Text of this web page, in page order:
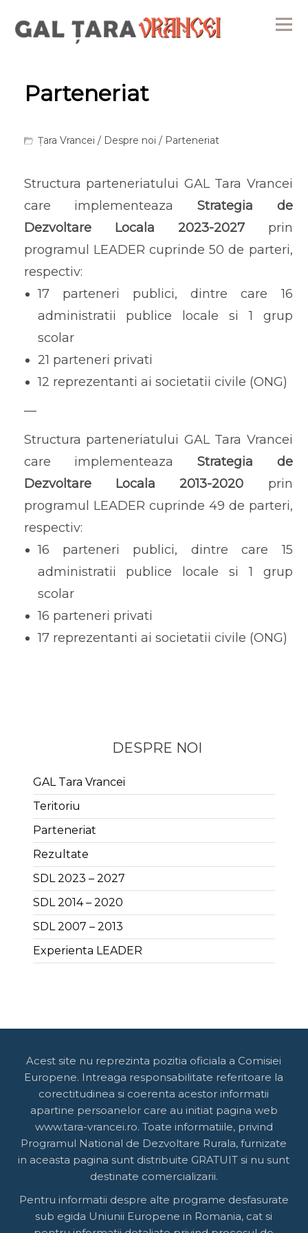
Parteneriat
Țara Vrancei / Despre noi / Parteneriat
Structura parteneriatului GAL Tara Vrancei
care implementeaza Strategia de
Dezvoltare Locala 2023-2027prin
programul LEADER cuprinde 50 de parteri,
respectiv:
17 parteneri publici, dintre care 16
administratii publice locale si 1 grup
scolar
21 parteneri privati
12 reprezentanti ai societatii civile (ONG)
—
Structura parteneriatului GAL Tara Vrancei
care implementeaza Strategia de
Dezvoltare Locala 2013-2020 prin
programul LEADER cuprinde 49 de parteri,
respectiv:
16 parteneri publici, dintre care 15
administratii publice locale si 1 grup
scolar
16 parteneri privati
17 reprezentanti ai societatii civile (ONG)
DESPRE NOI
GAL Tara Vrancei
Teritoriu
Parteneriat
Rezultate
SDL 2023 – 2027
SDL 2014 – 2020
SDL 2007 – 2013
Experienta LEADER
Acest site nu reprezinta pozitia oficiala a Comisiei
Europene. Intreaga responsabilitate referitoare la
corectitudinea si coerenta acestor informatii
apartine persoanelor care au initiat pagina web
www.tara-vrancei.ro. Toate informatiile, privind
Programul National de Dezvoltare Rurala, furnizate
in aceasta pagina sunt distribuite GRATUIT si nu sunt
destinate comercializarii.
Pentru informatii despre alte programe desfasurate
sub egida Uniunii Europene in Romania, cat si